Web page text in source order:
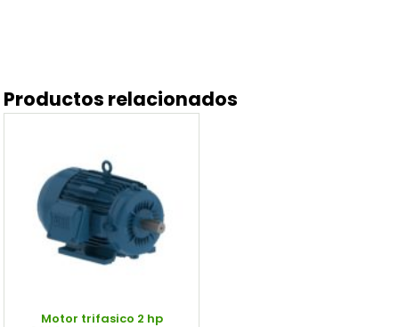
Productos relacionados
Motor trifasico 2 hp